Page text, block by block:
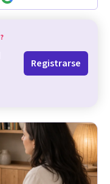
?
Registrarse